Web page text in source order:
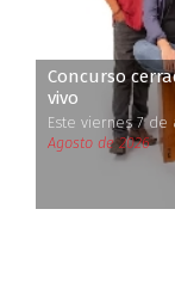
Concurso
vivo
Este viernes 7
Agosto de 2026